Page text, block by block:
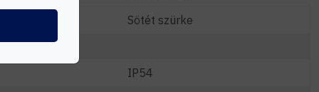
Sötét szürke
IP54